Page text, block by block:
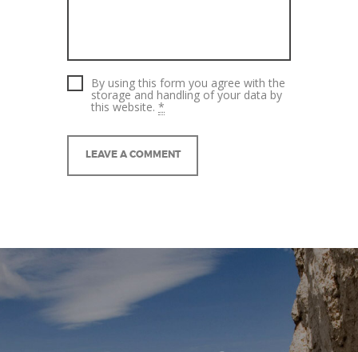
By using this form you agree with the
storage and handling of your data by
this website. *
e
t